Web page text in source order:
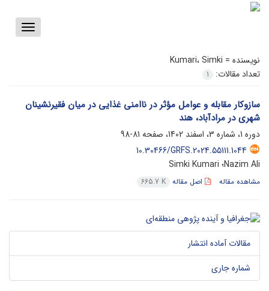
Toggle
نویسنده = Kumari، Simki
تعداد مقالات:
1
سازوکار مقابله و عوامل مؤثر در ناامنی غذایی در میان فقیرنشینان
شهری در مرادآباد، هند
دوره 1، شماره 3، اسفند 1402، صفحه
81-98
10.30466/GRFS.2024.55111.1044
Nazim Ali؛ Simki Kumari
مشاهده مقاله اصل مقاله 665.7 K
مقالات آماده انتشار
شماره جاری